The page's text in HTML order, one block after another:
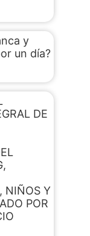
y
un día?
DE
NIÑOS Y
POR